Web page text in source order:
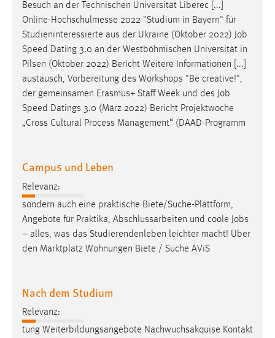
Besuch an der Technischen Universität Liberec [...]
Online-Hochschulmesse 2022 "Studium in Bayern" für
Studieninteressierte aus der Ukraine (Oktober 2022) Job
Speed Dating 3.0 an der Westböhmischen Universität in
Pilsen (Oktober 2022) Bericht Weitere Informationen [...]
austausch, Vorbereitung des Workshops "Be creative!",
der gemeinsamen Erasmus+ Staff Week und des Job
Speed Datings 3.0 (März 2022) Bericht Projektwoche
„Cross Cultural Process Management“ (DAAD-Programm
Campus und Leben
Relevanz:
sondern auch eine praktische Biete/Suche-Plattform,
Angebote für Praktika, Abschlussarbeiten und coole Jobs
– alles, was das Studierendenleben leichter macht! Über
den Marktplatz Wohnungen Biete / Suche AViS
Nach dem Studium
Relevanz:
tung Weiterbildungsangebote Nachwuchsakquise Kontakt
Cookie Laufzeit:
Chat
Name:
MibewSessionID, MIBEW_UserID, mibew_locale, mibew-
chat-frame-style-5e9dbeb1811c0446
Cookie Laufzeit:
MibewSessionID, mibew-chat-frame-style-
5e9dbeb1811c0446 = Sitzungslaufzeit, mibew_locale = 3
Jahre, MIBEW_UserID = 1 Jahr
Login
Zweck:
Dieser Cookie ist notwendig um sich an der Website
einloggen zu können.